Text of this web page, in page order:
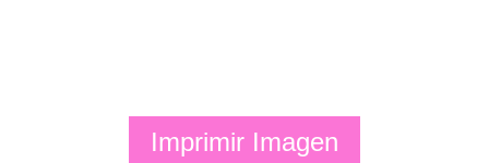
Imprimir Imagen